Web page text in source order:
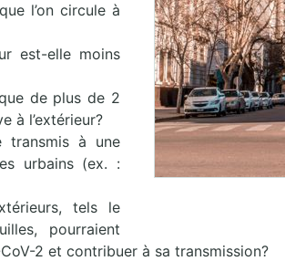
l’on circule à
est-elle moins
de plus de 2
à l’extérieur?
transmis à une
urbains (ex. :
tels le
pourraient
2 et contribuer à sa transmission?